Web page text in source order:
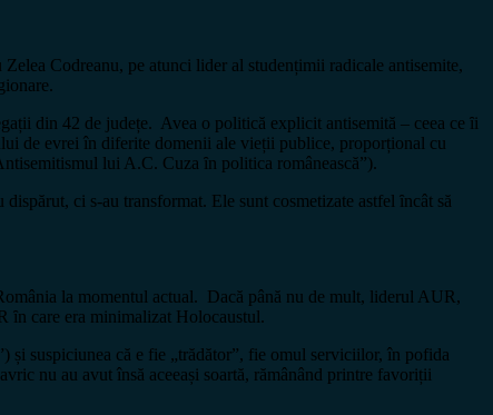
Codreanu, pe atunci lider al studențimii radicale antisemite,
din 42 de județe. Avea o politică explicit antisemită – ceea ce ȋi
de evrei în diferite domenii ale vieții publice, proporțional cu
lui A.C. Cuza ȋn politica românească”).
ci s-au transformat. Ele sunt cosmetizate astfel ȋncât să
la momentul actual. Dacă până nu de mult, liderul AUR,
ȋn care era minimalizat Holocaustul.
suspiciunea că e fie „trădător”, fie omul serviciilor, în pofida
nu au avut însă aceeași soartă, rămânând printre favoriții